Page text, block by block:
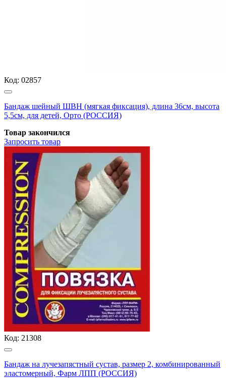
Код: 02857
Бандаж шейный ШВН (мягкая фиксация), длина 36см, высота
5,5см, для детей, Орто (РОССИЯ)
Товар закончился
Запросить товар
Код: 21308
Бандаж на лучезапястный сустав, размер 2, комбинированный
эластомерный, Фарм ЛПП (РОССИЯ)